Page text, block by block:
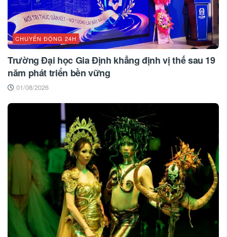
CHUYỂN ĐỘNG 24H
Trường Đại học Gia Định khẳng định vị thế sau 19
năm phát triển bền vững
01/08/2026